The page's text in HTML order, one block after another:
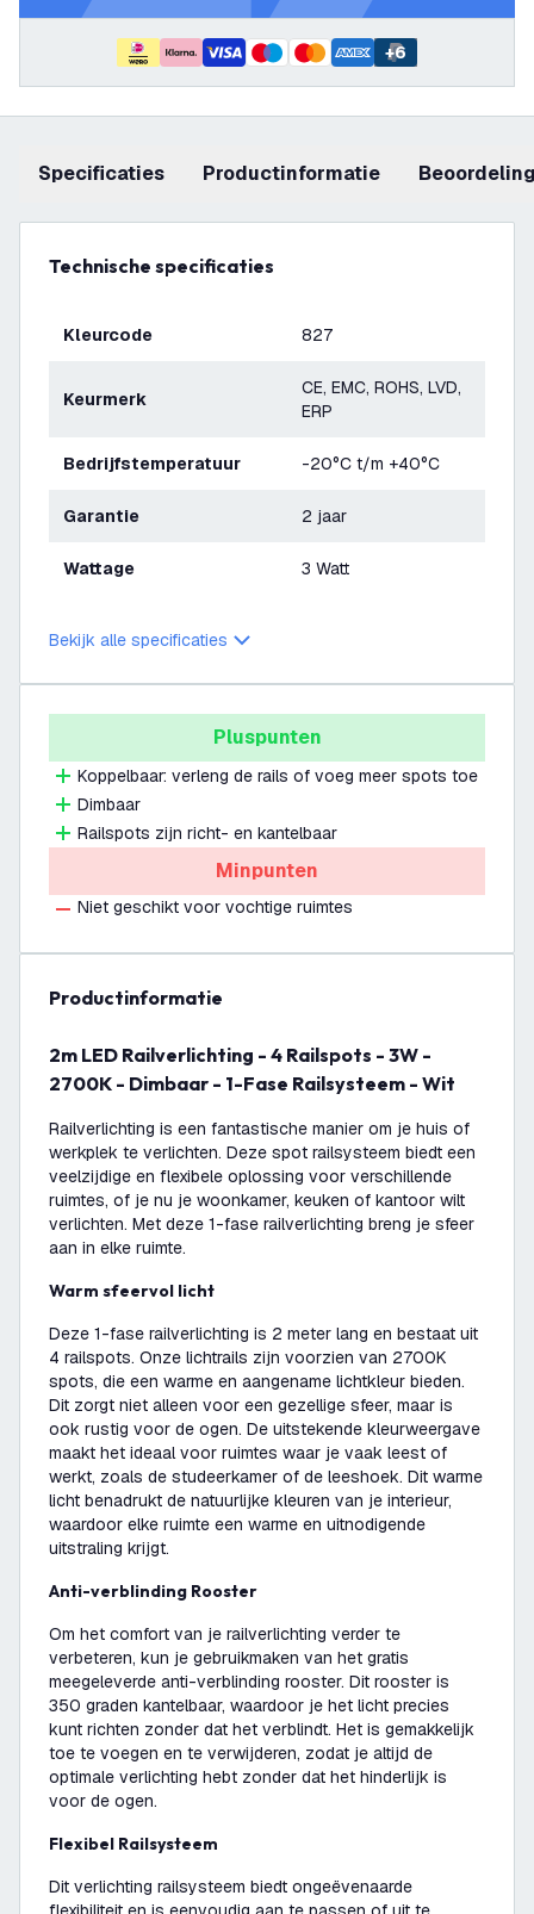
+6
Specificaties productinformatie
Technische specificaties
Kleurcode 827
Keurmerk
CE, EMC, ROHS, LVD,
ERP
Bedrijfstemperatuur -20°C t/m +40°C
Garantie 2 jaar
Wattage 3 Watt
Bekijk alle specificaties
Pluspunten
Koppelbaar: verleng de rails of voeg meer spots toe
Dimbaar
Railspots zijn richt- en kantelbaar
Minpunten
Niet geschikt voor vochtige ruimtes
productinformatie
2m LED Railverlichting - 4 Railspots - 3W -
2700K - Dimbaar - 1-Fase Railsysteem - Wit
Railverlichting is een fantastische manier om je huis of
werkplek te verlichten. Deze spot railsysteem biedt een
veelzijdige en flexibele oplossing voor verschillende
ruimtes, of je nu je woonkamer, keuken of kantoor wilt
verlichten. Met deze 1-fase railverlichting breng je sfeer
aan in elke ruimte.
Warm sfeervol licht
Deze 1-fase railverlichting is 2 meter lang en bestaat uit
4 railspots. Onze lichtrails zijn voorzien van 2700K
spots, die een warme en aangename lichtkleur bieden.
Dit zorgt niet alleen voor een gezellige sfeer, maar is
ook rustig voor de ogen. De uitstekende kleurweergave
maakt het ideaal voor ruimtes waar je vaak leest of
werkt, zoals de studeerkamer of de leeshoek. Dit warme
licht benadrukt de natuurlijke kleuren van je interieur,
waardoor elke ruimte een warme en uitnodigende
uitstraling krijgt.
Anti-verblinding Rooster
Om het comfort van je railverlichting verder te
verbeteren, kun je gebruikmaken van het gratis
meegeleverde anti-verblinding rooster. Dit rooster is
350 graden kantelbaar, waardoor je het licht precies
kunt richten zonder dat het verblindt. Het is gemakkelijk
toe te voegen en te verwijderen, zodat je altijd de
optimale verlichting hebt zonder dat het hinderlijk is
voor de ogen.
Flexibel Railsysteem
Dit verlichting railsysteem biedt ongeëvenaarde